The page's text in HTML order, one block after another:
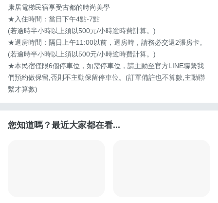
康居電梯民宿享受古都的時尚美學
★入住時間：當日下午4點-7點
(若逾時半小時以上須以500元/小時逾時費計算。)
★退房時間：隔日上午11:00以前，退房時，請務必交還2張房卡。
(若逾時半小時以上須以500元/小時逾時費計算。)
★本民宿僅限6個停車位，如需停車位，請主動至官方LINE聯繫我
們預約做保留,否則不主動保留停車位。(訂單備註也不算數,主動聯
繫才算數)
您知道嗎？最近大家都在看...